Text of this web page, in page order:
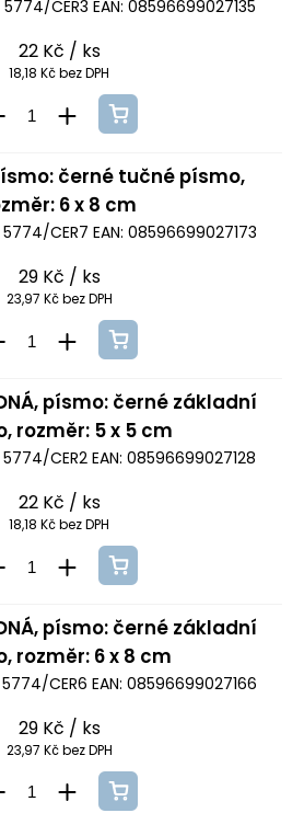
5774/CER3 EAN: 08596699027135
22 Kč / ks
18,18 Kč bez DPH
černé tučné písmo,
6 x 8 cm
5774/CER7 EAN: 08596699027173
29 Kč / ks
23,97 Kč bez DPH
písmo: černé základní
rozměr: 5 x 5 cm
5774/CER2 EAN: 08596699027128
22 Kč / ks
18,18 Kč bez DPH
písmo: černé základní
rozměr: 6 x 8 cm
CER6 EAN: 08596699027166
29 Kč / ks
23,97 Kč bez DPH